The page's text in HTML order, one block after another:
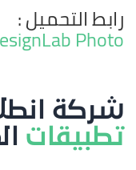
رابط
Photo
شركة
تطبيقات